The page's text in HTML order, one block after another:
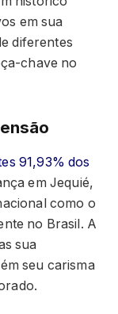
em sua
diferentes
chave no
91,93% dos
em Jequié,
como o
no Brasil. A
sua
seu carisma